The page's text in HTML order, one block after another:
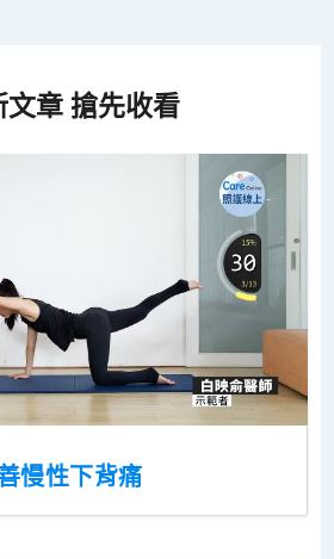
文章 搶先收看
慢性下背痛